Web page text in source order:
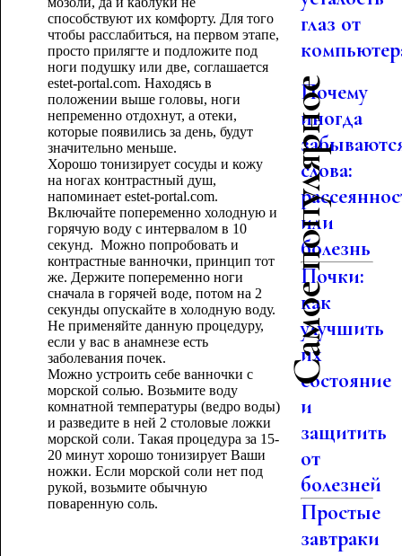
способствуют их комфорту. Для того
чтобы расслабиться, на первом этапе,
просто прилягте и подложите под
ноги подушку или две, соглашается
estet-portal.com. Находясь в
положении выше головы, ноги
непременно отдохнут, а отеки,
которые появились за день, будут
значительно меньше.
Хорошо тонизирует сосуды и кожу
на ногах контрастный душ,
напоминает estet-portal.com.
Включайте попеременно холодную и
горячую воду с интервалом в 10
секунд. Можно попробовать и
контрастные ванночки, принцип тот
же. Держите попеременно ноги
сначала в горячей воде, потом на 2
секунды опускайте в холодную воду.
Не применяйте данную процедуру,
если у вас в анамнезе есть
заболевания почек.
Можно устроить себе ванночки с
морской солью. Возьмите воду
комнатной температуры (ведро воды)
и разведите в ней 2 столовые ложки
морской соли. Такая процедура за 15-
20 минут хорошо тонизирует Ваши
ножки. Если морской соли нет под
рукой, возьмите обычную
поваренную соль.
глаз от
Самое популярное
Почему
иногда
слова:
или
болезнь
Почки:
как
улучшить
их
состояние
и
защитить
от
болезней
Простые
завтраки